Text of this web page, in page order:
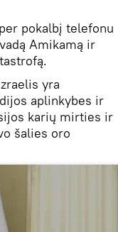
pokalbį telefonu
Amikamą ir
yra
aplinkybes ir
karių mirties ir
šalies oro